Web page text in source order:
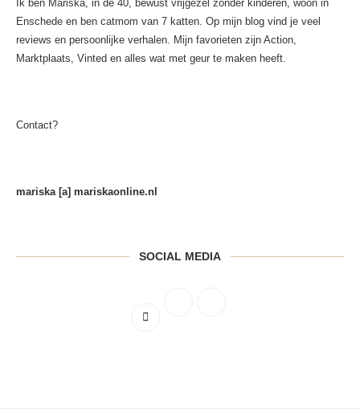
Ik ben Mariska, in de 40, bewust vrijgezel zonder kinderen, woon in
Enschede en ben catmom van 7 katten. Op mijn blog vind je veel
reviews en persoonlijke verhalen. Mijn favorieten zijn Action,
Marktplaats, Vinted en alles wat met geur te maken heeft.
Contact?
mariska [a] mariskaonline.nl
SOCIAL MEDIA